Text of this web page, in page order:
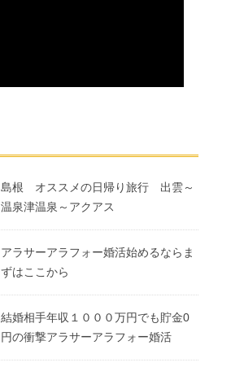
島根 オススメの日帰り旅行 出雲～
温泉津温泉～アクアス
アラサーアラフォー婚活始めるならま
ずはここから
結婚相手年収１０００万円でも貯金0
円の衝撃アラサーアラフォー婚活